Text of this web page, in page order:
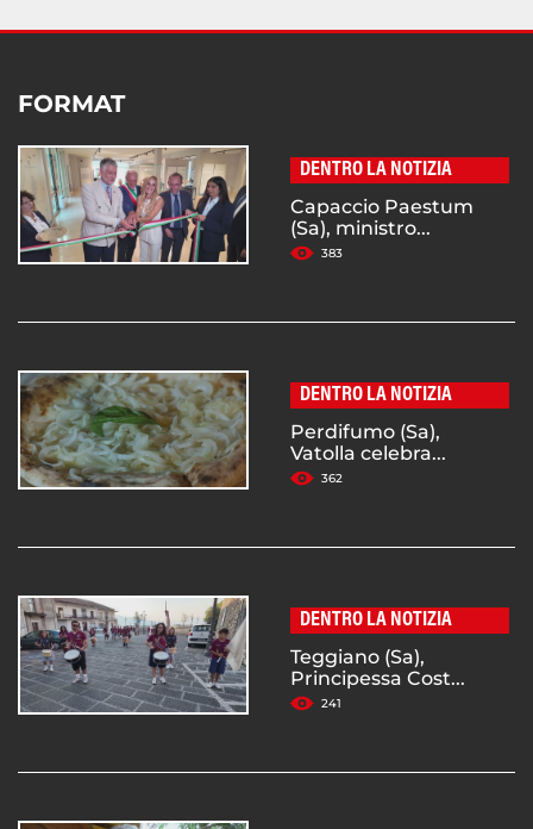
FORMAT
DENTRO LA NOTIZIA
Capaccio Paestum
(Sa), ministro...
383
DENTRO LA NOTIZIA
Perdifumo (Sa),
Vatolla celebra...
362
DENTRO LA NOTIZIA
Teggiano (Sa),
Principessa Cost...
241